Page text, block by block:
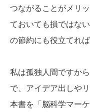
つながることがメリ
ておいても損ではな
の節約にも役立てれ
私は孤独人間ですか
で、アイデア出しや
本書を「脳科学マー